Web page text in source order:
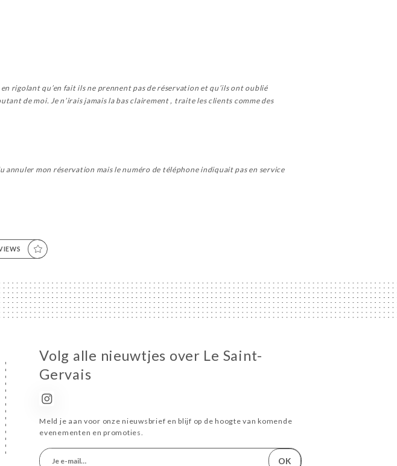
rigolant qu’en fait ils ne prennent pas de réservation et qu’ils ont oublié
de moi. Je n’irais jamais la bas clairement , traite les clients comme des
mon réservation mais le numéro de téléphone indiquait pas en service
Volg alle nieuwtjes over Le Saint-
Gervais
Meld je aan voor onze nieuwsbrief en blijf op de hoogte van komende
evenementen en promoties.
OK